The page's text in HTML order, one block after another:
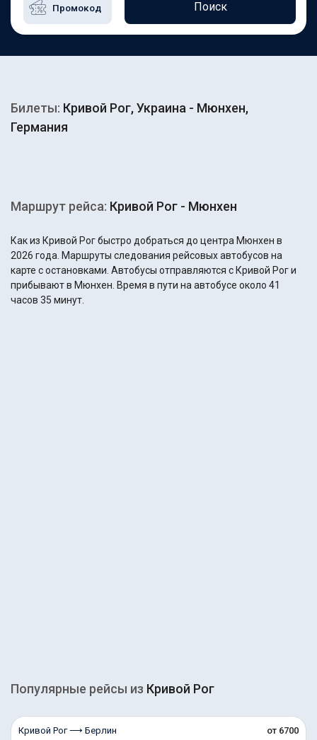
Поиск
Билеты: Кривой Рог, Украина - Мюнхен,
Германия
Маршрут рейса: Кривой Рог - Мюнхен
Как из Кривой Рог быстро добраться до центра Мюнхен в
2026 года. Маршруты следования рейсовых автобусов на
карте с остановками. Автобусы отправляются с Кривой Рог и
прибывают в Мюнхен. Время в пути на автобусе около 41
часов 35 минут.
Популярные рейсы из Кривой Рог
Кривой Рог ⟶ Берлин от 6700